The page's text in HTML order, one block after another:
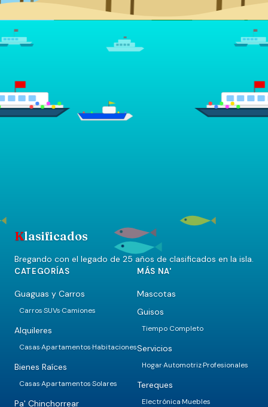
Klasificados
Bregando con el legado de 25 años de clasificados en la isla.
CATEGORÍAS
Guaguas y Carros
Carros·SUVs·Camiones
Alquileres
Casas·Apartamentos·Habitaciones
Bienes Raíces
Casas·Apartamentos·Solares
Pa' Chinchorrear
MÁS NA'
Mascotas
Guisos
Tiempo Completo
Servicios
Hogar·Automotriz·Profesionales
Tereques
Electrónica·Muebles